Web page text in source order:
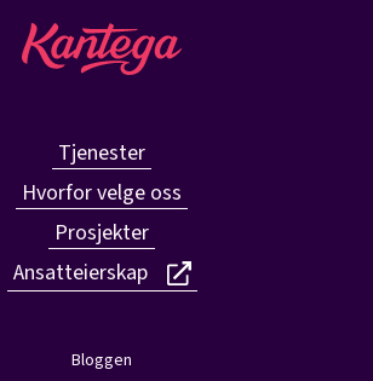
Tjenester
Hvorfor velge oss
Prosjekter
Ansatteierskap
Bloggen